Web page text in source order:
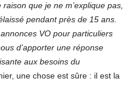
raison que je ne m’explique pas,
pendant près de 15 ans.
VO pour particuliers
d’apporter une réponse
aux besoins du
une chose est sûre : il est la